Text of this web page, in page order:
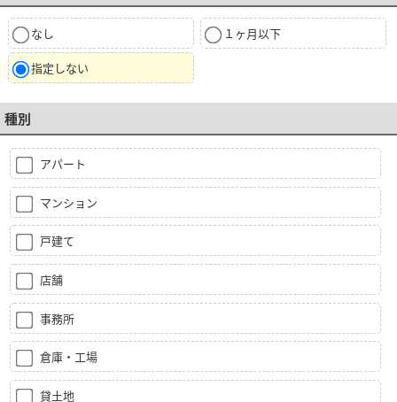
なし １ヶ月以下
指定しない
種別
アパート
マンション
戸建て
店舗
事務所
倉庫・工場
貸土地